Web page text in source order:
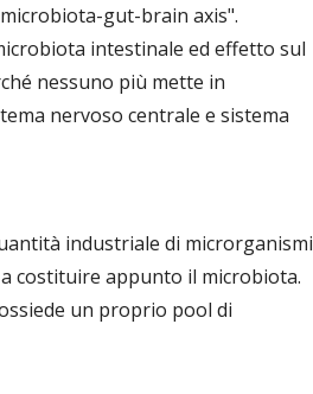
gut-brain axis".
intestinale ed effetto sul
nessuno più mette in
nervoso centrale e sistema
industriale di microrganismi
costituire appunto il microbiota.
un proprio pool di